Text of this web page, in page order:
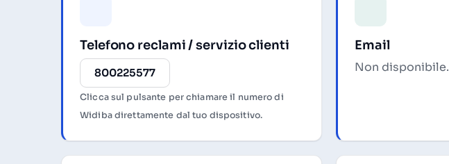
Telefono reclami / servizio clienti
800225577
Clicca sul pulsante per chiamare il numero di
Widiba direttamente dal tuo dispositivo.
Email
Non disponibile.